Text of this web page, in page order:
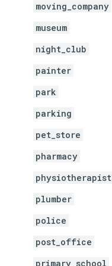
moving_company
museum
night_club
painter
park
parking
pet_store
pharmacy
physiotherapist
plumber
police
post_office
primary_school